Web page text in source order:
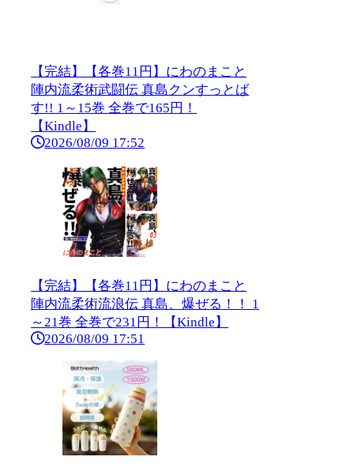
【完結】【各巻11円】にわのまこと
陣内流柔術武闘伝 真島クンすっとば
す!! 1～15巻 全巻で165円！
【Kindle】
2026/08/09 17:52
【完結】【各巻11円】にわのまこと
陣内流柔術流浪伝 真島、爆ぜる！！ 1
～21巻 全巻で231円！【Kindle】
2026/08/09 17:51